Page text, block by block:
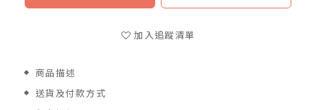
加入追蹤清單
商品描述
送貨及付款方式